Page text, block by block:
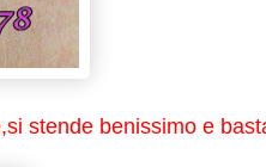
stende benissimo e